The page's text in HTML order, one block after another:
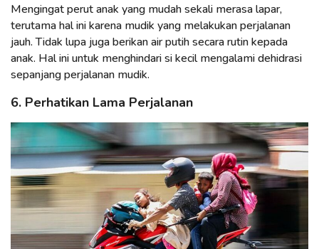
Mengingat perut anak yang mudah sekali merasa lapar,
terutama hal ini karena mudik yang melakukan perjalanan
jauh. Tidak lupa juga berikan air putih secara rutin kepada
anak. Hal ini untuk menghindari si kecil mengalami dehidrasi
sepanjang perjalanan mudik.
6. Perhatikan Lama Perjalanan